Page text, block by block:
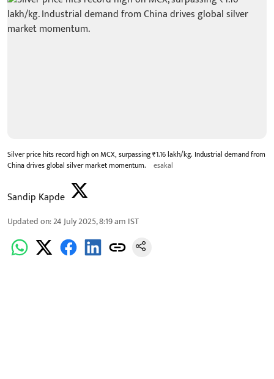
Silver price hits record high on MCX, surpassing ₹1.16 lakh/kg. Industrial demand from
China drives global silver market momentum.
esakal
Sandip Kapde
Updated on:24 July 2025, 8:19 am IST